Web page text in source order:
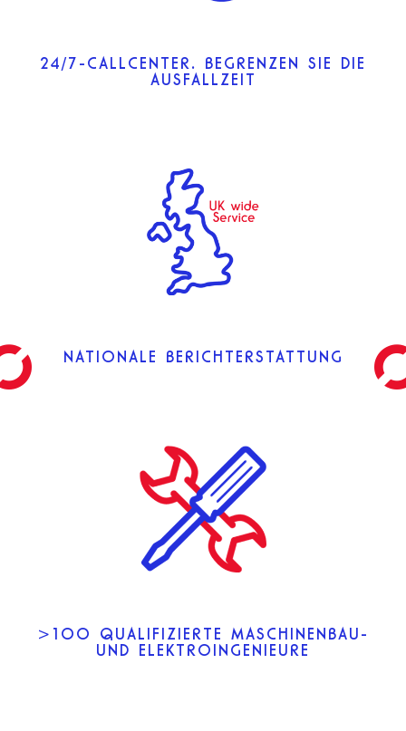
24/7-CALLCENTER. BEGRENZEN SIE DIE
AUSFALLZEIT
NATIONALE BERICHTERSTATTUNG
>100 QUALIFIZIERTE MASCHINENBAU-
UND ELEKTROINGENIEURE